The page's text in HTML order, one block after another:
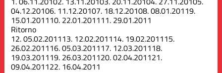
04.12.20106. 11.12.20107. 18.12.20108.08.01.20119.
15.01.201110. 22.01.201111. 29.01.2011
Ritorno
12.05.02.201113. 12.02.201114. 19.02.201115.
26.02.201116.05.03.201117. 12.03.201118.
19.03.201119. 26.03.201120.02.04.201121.
09.04.201122. 16.04.2011